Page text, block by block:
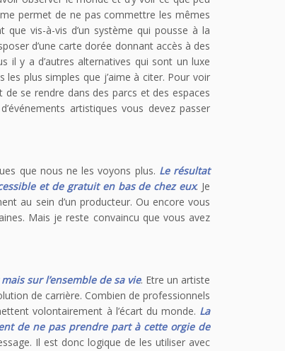
permet de ne pas commettre les mêmes
vis-à-vis d’un système qui pousse à la
d’une carte dorée donnant accès à des
il y a d’autres alternatives qui sont un luxe
les plus simples que j’aime à citer. Pour voir
se rendre dans des parcs et des espaces
artistiques vous devez passer
que nous ne les voyons plus. Le résultat
et de gratuit en bas de chez eux. Je
au sein d’un producteur. Ou encore vous
Mais je reste convaincu que vous avez
sur l’ensemble de sa vie. Etre un artiste
de carrière. Combien de professionnels
volontairement à l’écart du monde. La
de ne pas prendre part à cette orgie de
Il est donc logique de les utiliser avec